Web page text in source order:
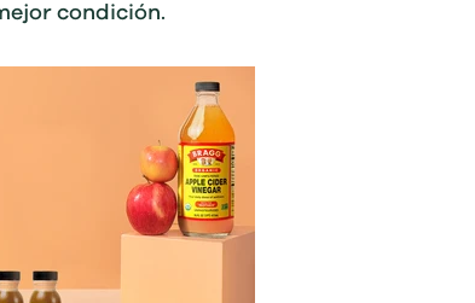
condición.